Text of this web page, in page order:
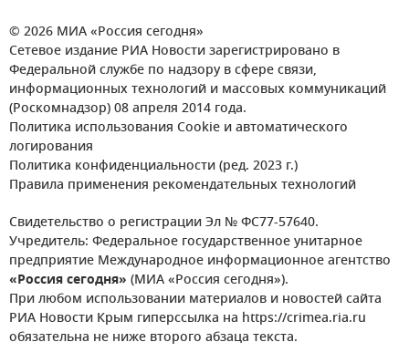
© 2026 МИА «Россия сегодня»
Сетевое издание РИА Новости зарегистрировано в
Федеральной службе по надзору в сфере связи,
информационных технологий и массовых коммуникаций
(Роскомнадзор) 08 апреля 2014 года.
Политика использования Cookie и автоматического
логирования
Политика конфиденциальности (ред. 2023 г.)
Правила применения рекомендательных технологий
Свидетельство о регистрации Эл № ФС77-57640.
Учредитель: Федеральное государственное унитарное
предприятие Международное информационное агентство
«Россия сегодня» (МИА «Россия сегодня»).
При любом использовании материалов и новостей сайта
РИА Новости Крым гиперссылка на https://crimea.ria.ru
обязательна не ниже второго абзаца текста.